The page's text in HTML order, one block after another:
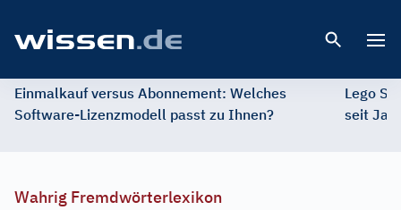
Einmalkauf versus Abonnement: Welches
Software-Lizenzmodell passt zu Ihnen?
Lego
seit
Wahrig Fremdwörterlexikon